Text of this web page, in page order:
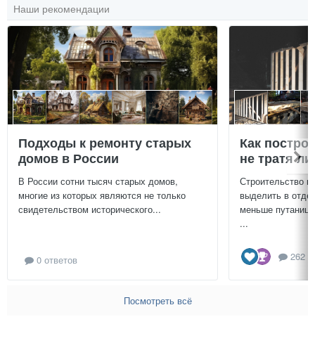
Наши рекомендации
Подходы к ремонту старых
домов в России
В России сотни тысяч старых домов,
многие из которых являются не только
свидетельством исторического...
0 ответов
Как
не тратя
Строительство
выделить в
меньше
...
262
Посмотреть всё